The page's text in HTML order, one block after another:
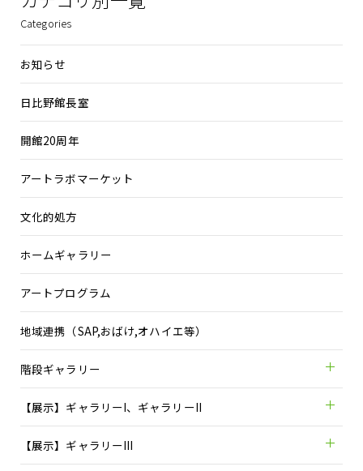
Categories
お知らせ
日比野館長室
開館20周年
アートラボマーケット
文化的処方
ホームギャラリー
アートプログラム
地域連携（SAP,おばけ,オハイエ等）
階段ギャラリー
【展示】ギャラリーI、ギャラリーII
【展示】ギャラリーIII